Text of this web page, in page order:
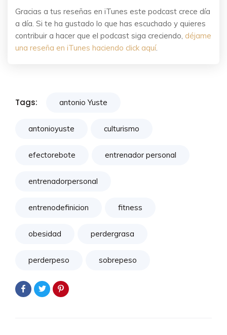
Gracias a tus reseñas en iTunes este podcast crece día
a día. Si te ha gustado lo que has escuchado y quieres
contribuir a hacer que el podcast siga creciendo, déjame
una reseña en iTunes haciendo click aquí.
Tags: antonio Yuste
antonioyuste culturismo
efectorebote entrenador personal
entrenadorpersonal
entrenodefinicion fitness
obesidad perdergrasa
perderpeso sobrepeso